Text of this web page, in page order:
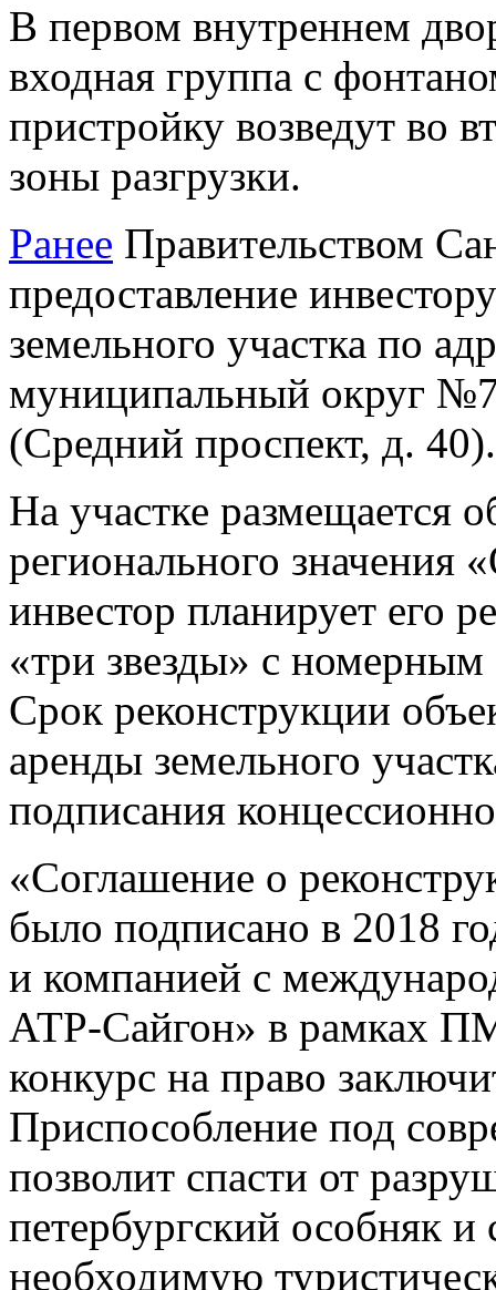
В первом внутреннем
входная группа с
пристройку возведут во
зоны разгрузки.
Ранее Правительством
предоставление
земельного участка по
муниципальный округ
(Средний проспект, д. 40).
На участке размещается
регионального
инвестор планирует его
«три звезды» с
Срок реконструкции
аренды земельного
подписания
«Соглашение о
было подписано в 2018
и компанией с
АТР-Сайгон» в рамках
конкурс на право
Приспособление под
позволит спасти от
петербургский особняк и
необходимую